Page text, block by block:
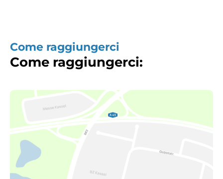
Come raggiungerci
Come raggiungerci: